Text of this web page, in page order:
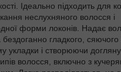
Ідеально підходить для
неслухняного волосся і
форми локонів. Надає
гладкого, сяючого
укладки і створюючи
волосся, включно з